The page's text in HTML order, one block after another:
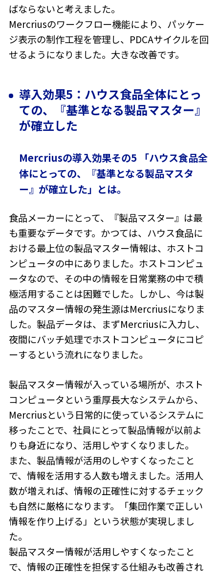
ばならないと考えました。
Mercriusのワークフロー機能により、パッケー
ジ表示の制作工程を管理し、PDCAサイクルを回
せるようになりました。大きな改善です。
導入効果5：ハウス食品全体にとっ
ての、『基準となる製品マスター』
が確立した
Mercriusの導入効果その5 「ハウス食品全
体にとっての、『基準となる製品マスタ
ー』が確立した」とは。
食品メーカーにとって、『製品マスター』は最
も重要なデータです。かつては、ハウス食品に
おける最上位の製品マスター情報は、ホストコ
ンピュータの中にありました。ホストコンピュ
ータなので、その中の情報を日常業務の中で積
極活用することは困難でした。しかし、今は製
品のマスター情報の発生源はMercriusになりま
した。製品データは、まずMercriusに入力し、
夜間にバッチ処理でホストコンピュータにコピ
ーするという流れになりました。
製品マスター情報が入っている場所が、ホスト
コンピュータという重厚長大なシステムから、
Mercriusという日常的に使っているシステムに
移ったことで、社員にとって製品情報が以前よ
りも身近になり、活用しやすくなりました。
また、製品情報が活用のしやすくなったこと
で、情報を活用する人数も増えました。活用人
数が増えれば、情報の正確性に対するチェック
も自然に厳格になります。「集団作業で正しい
情報を作り上げる」という状態が実現しまし
た。
製品マスター情報が活用しやすくなったこと
で、情報の正確性を担保する仕組みも改善され